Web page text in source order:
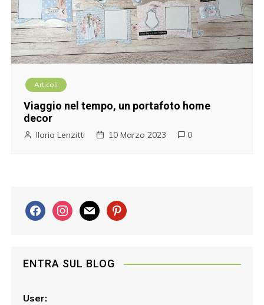
Articoli
Viaggio nel tempo, un portafoto home
decor
Ilaria Lenzitti 10 Marzo 2023 0
f
a
b
o
i
n
a
m
a
p
e
ENTRA SUL BLOG
User: